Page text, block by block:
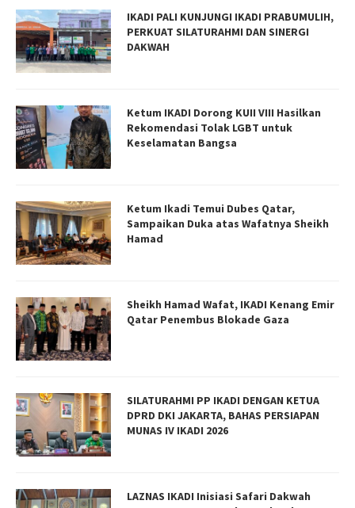
IKADI PALI KUNJUNGI IKADI PRABUMULIH,
PERKUAT SILATURAHMI DAN SINERGI
DAKWAH
Ketum IKADI Dorong KUII VIII Hasilkan
Rekomendasi Tolak LGBT untuk
Keselamatan Bangsa
Ketum Ikadi Temui Dubes Qatar,
Sampaikan Duka atas Wafatnya Sheikh
Hamad
Sheikh Hamad Wafat, IKADI Kenang Emir
Qatar Penembus Blokade Gaza
SILATURAHMI PP IKADI DENGAN KETUA
DPRD DKI JAKARTA, BAHAS PERSIAPAN
MUNAS IV IKADI 2026
LAZNAS IKADI Inisiasi Safari Dakwah